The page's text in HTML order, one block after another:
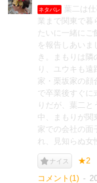
ネタバレ
葉二は
業まで関東で
たいに一緒にご
を報告しあい
き。まもりは隣
り、ユウキも
家・栗坂家の顔
で卒業後すぐに
りだが、葉二
中、まもりが関
家での会社の面
れ、見知らぬ女
ナイス ★2
コメント(1)